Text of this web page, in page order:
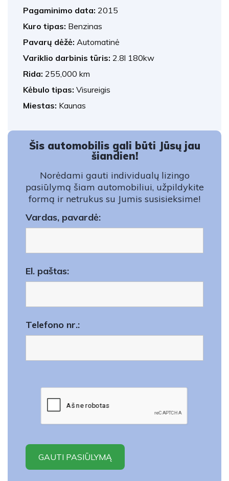
Pagaminimo data: 2015
Kuro tipas: Benzinas
Pavarų dėžė: Automatinė
Variklio darbinis tūris: 2.8l 180kw
Rida: 255,000 km
Kėbulo tipas: Visureigis
Miestas: Kaunas
Šis automobilis gali būti Jūsų jau
šiandien!
Norėdami gauti individualų lizingo
pasiūlymą šiam automobiliui, užpildykite
formą ir netrukus su Jumis susisieksime!
Vardas, pavardė:
El. paštas:
Telefono nr.: